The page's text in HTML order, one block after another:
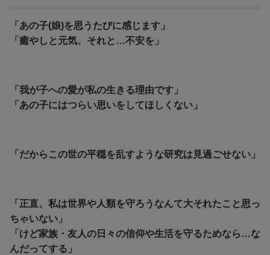
「あの子(娘)を思うたびに感じます」
「癒やしと元気、それと…不安を」
「我が子への愛が私の生きる理由です」
「あの子にはつらい思いをしてほしくない」
「だからこの世の平穏を乱すような研究は見過ごせない」
「正直、私は世界や人類を守ろうなんて大それたこと思っ
ちゃいない」
「けど家族・友人の日々の信仰や生活を守るためなら…な
んだってする」